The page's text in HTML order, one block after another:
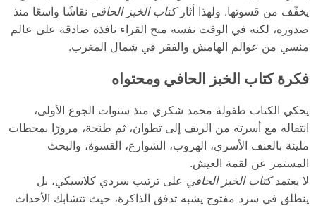
يخفّف من قسوتها. ولهذا أثاركتاب الخبز الحافي نقاشًا واسعًا منذ
صدوره، لكنه في الوقت نفسه منح القراء نافذة صادقة على عالم
منسي من عوالم الهامش والفقر في شمال المغرب.
فكرة كتاب الخبز الحافي ومحتواه
يحكي الكتاب طفولة محمد شكري منذ سنوات الجوع الأولى،
انتقاله مع أسرته من الريف إلى تطوان، ثم طنجة، مرورًا بمحطات
مليئة بالعنف الأسري، الهروب، الشوارع، القسوة، والبحث
المستمر عن لقمة العيش.
لا يعتمدكتاب الخبز الحافي على ترتيب سردي كلاسيكي، بل
ينطلق في سرد مفتوح يشبه تدفق الذاكرة، حيث تتشابك الأحداث